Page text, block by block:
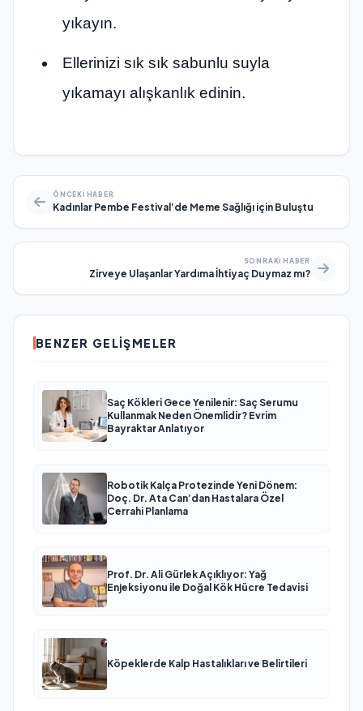
yıkayın.
Ellerinizi sık sık sabunlu suyla
yıkamayı alışkanlık edinin.
ÖNCEKI HABER
Kadınlar Pembe Festival’de Meme Sağlığı için Buluştu
SONRAKI HABER
Zirveye Ulaşanlar Yardıma İhtiyaç Duymaz mı?
BENZER GELIŞMELER
Saç Kökleri Gece Yenilenir: Saç Serumu
Kullanmak Neden Önemlidir? Evrim
Bayraktar Anlatıyor
Robotik Kalça Protezinde Yeni Dönem:
Doç. Dr. Ata Can’dan Hastalara Özel
Cerrahi Planlama
Prof. Dr. Ali Gürlek Açıklıyor: Yağ
Enjeksiyonu ile Doğal Kök Hücre Tedavisi
Köpeklerde Kalp Hastalıkları ve Belirtileri